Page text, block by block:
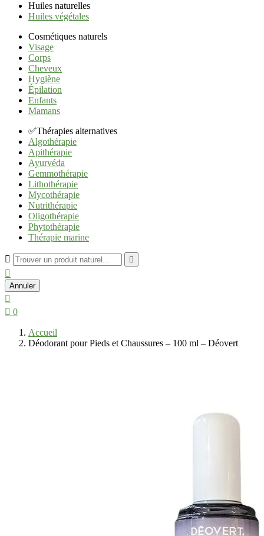
Huiles naturelles
Huiles végétales
Cosmétiques naturels
Visage
Corps
Cheveux
Hygiène
Épilation
Enfants
Mamans
✅Thérapies alternatives
Algothérapie
Apithérapie
Ayurvéda
Gemmothérapie
Lithothérapie
Mycothérapie
Nutrithérapie
Oligothérapie
Phytothérapie
Thérapie marine
 

Annuler

 0
Accueil
Déodorant pour Pieds et Chaussures – 100 ml – Déovert